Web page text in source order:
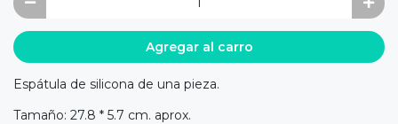
Agregar al carro
Espátula de silicona de una pieza.
Tamaño: 27.8 * 5.7 cm. aprox.